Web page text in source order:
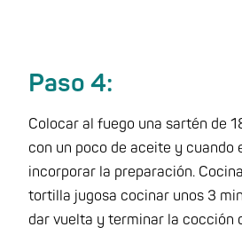
Paso 4:
Colocar al fuego una sartén de
con un poco de aceite y cuando
incorporar la preparación.
tortilla jugosa cocinar unos 3
dar vuelta y terminar la cocción